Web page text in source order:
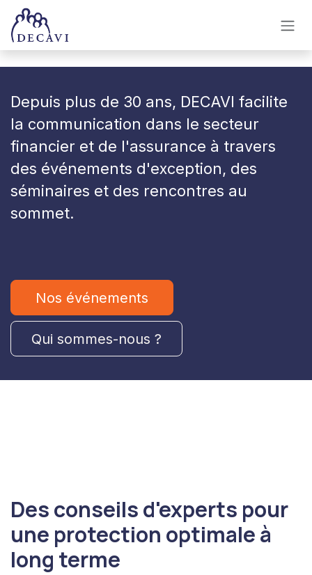
Se rendre au contenu
Depuis plus de 30 ans, DECAVI facilite
la communication dans le secteur
financier et de l'assurance à travers
des événements d'exception, des
séminaires et des rencontres au
sommet.
Nos événements
Qui sommes-nous ?
Des conseils d'experts pour
une protection optimale à
long terme